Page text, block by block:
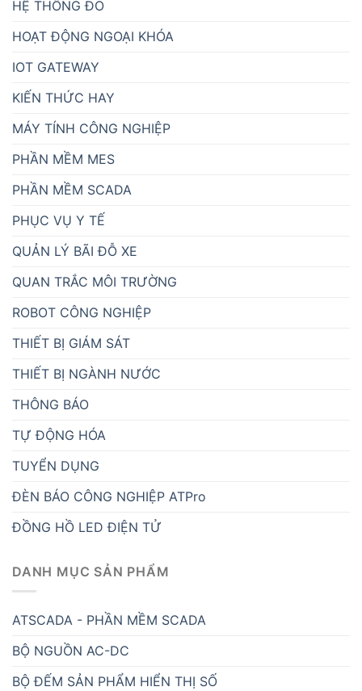
HỆ THỐNG ĐO
HOẠT ĐỘNG NGOẠI KHÓA
IOT GATEWAY
KIẾN THỨC HAY
MÁY TÍNH CÔNG NGHIỆP
PHẦN MỀM MES
PHẦN MỀM SCADA
PHỤC VỤ Y TẾ
QUẢN LÝ BÃI ĐỖ XE
QUAN TRẮC MÔI TRƯỜNG
ROBOT CÔNG NGHIỆP
THIẾT BỊ GIÁM SÁT
THIẾT BỊ NGÀNH NƯỚC
THÔNG BÁO
TỰ ĐỘNG HÓA
TUYỂN DỤNG
ĐÈN BÁO CÔNG NGHIỆP ATPro
ĐỒNG HỒ LED ĐIỆN TỬ
DANH MỤC SẢN PHẨM
ATSCADA - PHẦN MỀM SCADA
BỘ NGUỒN AC-DC
BỘ ĐẾM SẢN PHẨM HIỂN THỊ SỐ